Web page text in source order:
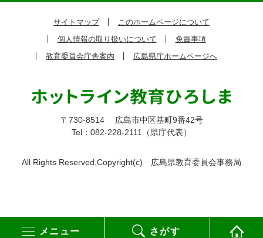
メニュー さがす
サイトマップ
このホームページについて
個人情報の取り扱いについて
免責事項
教育委員会庁舎案内
広島県庁ホームページへ
〒730-8514
広島市中区基町9番42号
Tel：082-228-2111（県庁代表）
All Rights Reserved,Copyright(c) 広島県教育委員会事務局